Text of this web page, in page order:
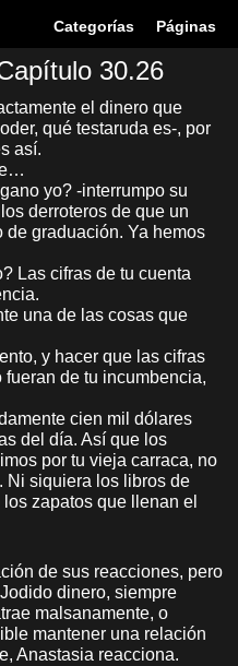
Categorías Páginas
30.26
el dinero que
qué testaruda es-, por
así.
yo? -interrumpo su
derroteros de que un
graduación. Ya hemos
Las cifras de tu cuenta
una de las cosas que
y hacer que las cifras
de tu incumbencia,
cien mil dólares
del día. Así que los
por tu vieja carraca, no
Ni siquiera los libros de
zapatos que llenan el
de sus reacciones, pero
dinero, siempre
malsanamente, o
mantener una relación
Anastasia reacciona.